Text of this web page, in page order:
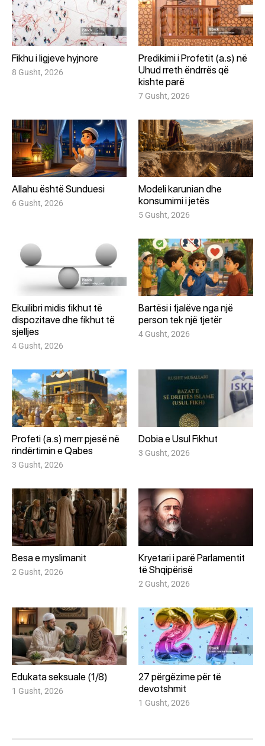
Fikhu i ligjeve hyjnore
8 Gusht, 2026
Predikimi i Profetit (a.s) në
Uhud rreth ëndrrës që
kishte parë
7 Gusht, 2026
Allahu është Sunduesi
6 Gusht, 2026
Modeli karunian dhe
konsumimi i jetës
5 Gusht, 2026
Ekuilibri midis fikhut të
dispozitave dhe fikhut të
sjelljes
4 Gusht, 2026
Bartësi i fjalëve nga një
person tek një tjetër
4 Gusht, 2026
Profeti (a.s) merr pjesë në
rindërtimin e Qabes
3 Gusht, 2026
Dobia e Usul Fikhut
3 Gusht, 2026
Besa e myslimanit
2 Gusht, 2026
Kryetari i parë Parlamentit
të Shqipërisë
2 Gusht, 2026
Edukata seksuale (1/8)
1 Gusht, 2026
27 përgëzime për të
devotshmit
1 Gusht, 2026